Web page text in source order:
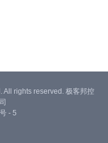
rights reserved. 极客邦控
- 5